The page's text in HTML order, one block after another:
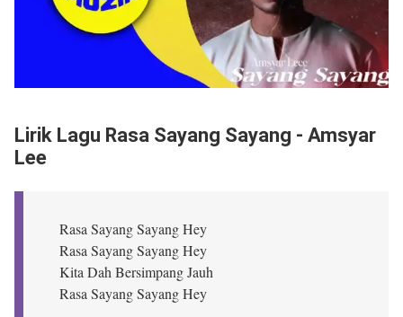
Lirik Lagu Rasa Sayang Sayang - Amsyar
Lee
Rasa Sayang Sayang Hey
Rasa Sayang Sayang Hey
Kita Dah Bersimpang Jauh
Rasa Sayang Sayang Hey